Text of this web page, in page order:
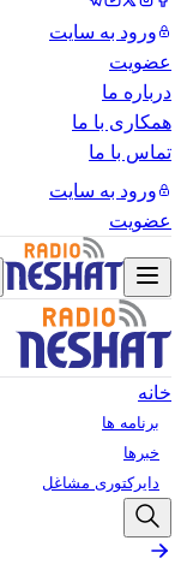
ورود به سایت
عضویت
درباره ما
همکاری با ما
تماس با ما
ورود به سایت
عضویت
خانه
برنامه ها
خبرها
دایرکتوری مشاغل